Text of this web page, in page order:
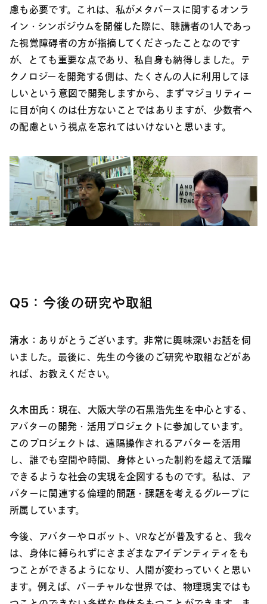
慮も必要です。これは、私がメタバースに関するオンラ
イン・シンポジウムを開催した際に、聴講者の1人であっ
た視覚障碍者の方が指摘してくださったことなのです
が、とても重要な点であり、私自身も納得しました。テ
クノロジーを開発する側は、たくさんの人に利用してほ
しいという意図で開発しますから、まずマジョリティー
に目が向くのは仕方ないことではありますが、少数者へ
の配慮という視点を忘れてはいけないと思います。
Q5：今後の研究や取組
清水： ありがとうございます。非常に興味深いお話を伺
いました。最後に、先生の今後のご研究や取組などがあ
れば、お教えください。
久木田氏： 現在、大阪大学の石黒浩先生を中心とする、
アバターの開発・活用プロジェクトに参加しています。
このプロジェクトは、遠隔操作されるアバターを活用
し、誰でも空間や時間、身体といった制約を超えて活躍
できるような社会の実現を企図するものです。私は、ア
バターに関連する倫理的問題・課題を考えるグループに
所属しています。
今後、アバターやロボット、VRなどが普及すると、我々
は、身体に縛られずにさまざまなアイデンティティをも
つことができるようになり、人間が変わっていくと思い
ます。例えば、バーチャルな世界では、物理現実ではも